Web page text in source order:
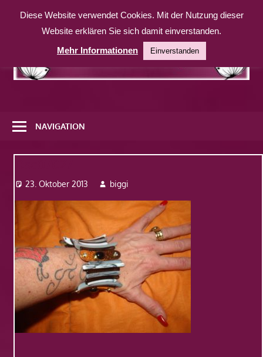
Inhalt
weitere
Website
NAVIGATION
23. Oktober 2013 biggi
Diese Website verwendet Cookies. Mit der Nutzung dieser
Website erklären Sie sich damit einverstanden.
Mehr Informationen
Einverstanden